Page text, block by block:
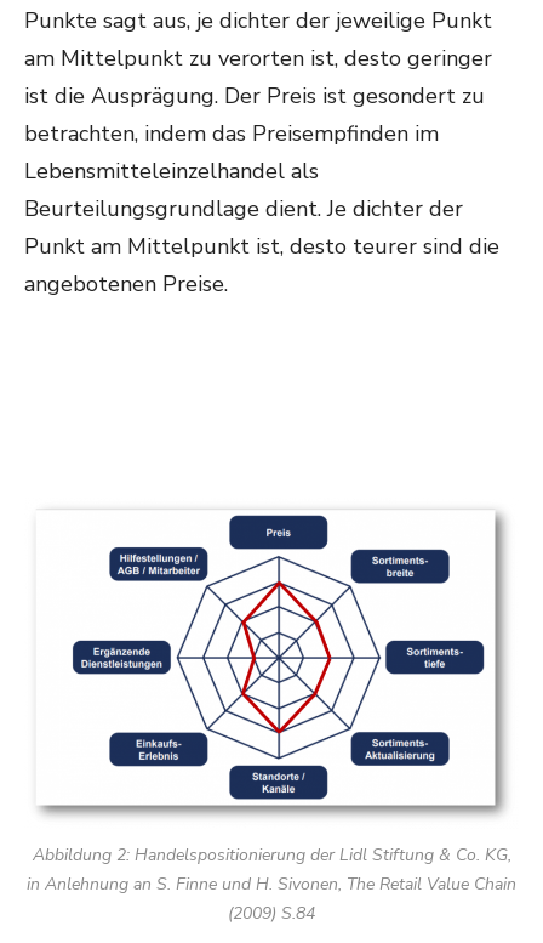
Punkte sagt aus, je dichter der jeweilige Punkt
am Mittelpunkt zu verorten ist, desto geringer
ist die Ausprägung. Der Preis ist gesondert zu
betrachten, indem das Preisempfinden im
Lebensmitteleinzelhandel als
Beurteilungsgrundlage dient. Je dichter der
Punkt am Mittelpunkt ist, desto teurer sind die
angebotenen Preise.
Abbildung 2: Handelspositionierung der Lidl Stiftung & Co. KG,
in Anlehnung an S. Finne und H. Sivonen, The Retail Value Chain
(2009) S.84